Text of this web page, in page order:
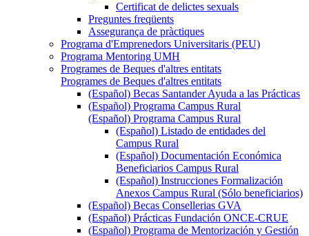
Certificat de delictes sexuals
Preguntes freqüents
Assegurança de pràctiques
Programa d'Emprenedors Universitaris (PEU)
Programa Mentoring UMH
Programes de Beques d'altres entitats
Programes de Beques d'altres entitats
(Español) Becas Santander Ayuda a las Prácticas
(Español) Programa Campus Rural
(Español) Programa Campus Rural
(Español) Listado de entidades del
Campus Rural
(Español) Documentación Económica
Beneficiarios Campus Rural
(Español) Instrucciones Formalización
Anexos Campus Rural (Sólo beneficiarios)
(Español) Becas Consellerias GVA
(Español) Prácticas Fundación ONCE-CRUE
(Español) Programa de Mentorización y Gestión